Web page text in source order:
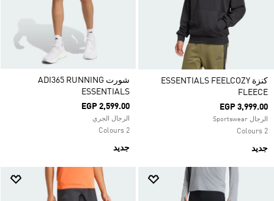
كنزة ESSENTIALS FEELCOZY
FLEECE
EGP 3,999.00
الرجال Sportswear
2 Colours
جديد
شورت ADI365 RUNNING
ESSENTIALS
EGP 2,599.00
الرجال الجري
2 Colours
جديد